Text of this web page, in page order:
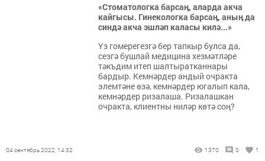
«Стоматологка барсаң, аларда акча
кайгысы. Гинекологка барсаң, аның да
синдә акча эшләп каласы килә...»
Үз гомерегезгә бер тапкыр булса да,
сезгә бушлай медицина хезмәтләре
тәкъдим итеп шалтыратканнары
бардыр. Кемнәрдер андый очракта
элемтәне өзә, кемнәрдер югалып кала,
кемнәрдер ризалаша. Ризалашкан
очракта, клиентны ниләр көтә соң?
04 сентябрь 2022, 14:32 1370 0 1